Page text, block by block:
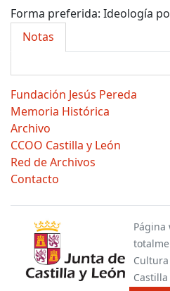
Fundación Jesús Pereda
Memoria Histórica
Archivo
CCOO Castilla y León
Red de Archivos
Contacto
Forma preferida: Ideología
Notas
Página